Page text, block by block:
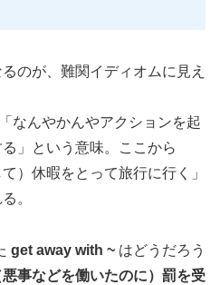
のが、難関イディオムに見え
なんやかんやアクションを起
」という意味。ここから
）休暇をとって旅行に行く」
。
get away with ~ はどうだろう
悪事などを働いたのに）罰を受